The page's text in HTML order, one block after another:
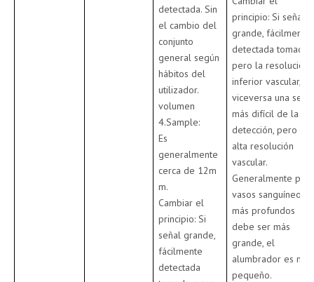
detectada. Sin
el cambio del
conjunto
general según
hábitos del
utilizador.
volumen
4.Sample:
Es
generalmente
cerca de 12m
m.
Cambiar el
principio: Si
señal grande,
fácilmente
detectada
principio: Si señal
grande, fácilmente
detectada tomada,
pero la resolución
inferior vascular, y
viceversa una
más difícil de la
detección, pero la
alta resolución
vascular.
Generalmente para
vasos sanguíneos
más profundos
debe ser más
grande, el
alumbrador es más
pequeño.